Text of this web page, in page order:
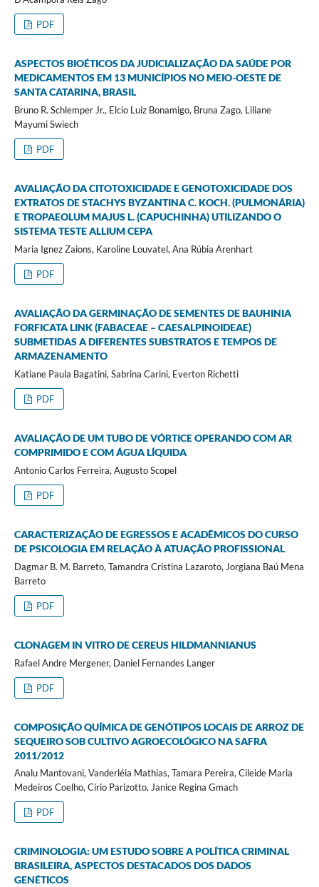
PDF
ASPECTOS BIOÉTICOS DA JUDICIALIZAÇÃO DA SAÚDE POR
MEDICAMENTOS EM 13 MUNICÍPIOS NO MEIO-OESTE DE
SANTA CATARINA, BRASIL
Bruno R. Schlemper Jr., Elcio Luiz Bonamigo, Bruna Zago, Liliane
Mayumi Swiech
PDF
AVALIAÇÃO DA CITOTOXICIDADE E GENOTOXICIDADE DOS
EXTRATOS DE STACHYS BYZANTINA C. KOCH. (PULMONÁRIA)
E TROPAEOLUM MAJUS L. (CAPUCHINHA) UTILIZANDO O
SISTEMA TESTE ALLIUM CEPA
Maria Ignez Zaions, Karoline Louvatel, Ana Rúbia Arenhart
PDF
AVALIAÇÃO DA GERMINAÇÃO DE SEMENTES DE BAUHINIA
FORFICATA LINK (FABACEAE – CAESALPINOIDEAE)
SUBMETIDAS A DIFERENTES SUBSTRATOS E TEMPOS DE
ARMAZENAMENTO
Katiane Paula Bagatini, Sabrina Carini, Everton Richetti
PDF
AVALIAÇÃO DE UM TUBO DE VÓRTICE OPERANDO COM AR
COMPRIMIDO E COM ÁGUA LÍQUIDA
Antonio Carlos Ferreira, Augusto Scopel
PDF
CARACTERIZAÇÃO DE EGRESSOS E ACADÊMICOS DO CURSO
DE PSICOLOGIA EM RELAÇÃO À ATUAÇÃO PROFISSIONAL
Dagmar B. M. Barreto, Tamandra Cristina Lazaroto, Jorgiana Baú Mena
Barreto
PDF
CLONAGEM IN VITRO DE CEREUS HILDMANNIANUS
Rafael Andre Mergener, Daniel Fernandes Langer
PDF
COMPOSIÇÃO QUÍMICA DE GENÓTIPOS LOCAIS DE ARROZ DE
SEQUEIRO SOB CULTIVO AGROECOLÓGICO NA SAFRA
2011/2012
Analu Mantovani, Vanderléia Mathias, Tamara Pereira, Cileide Maria
Medeiros Coelho, Círio Parizotto, Janice Regina Gmach
PDF
CRIMINOLOGIA: UM ESTUDO SOBRE A POLÍTICA CRIMINAL
BRASILEIRA, ASPECTOS DESTACADOS DOS DADOS
GENÉTICOS